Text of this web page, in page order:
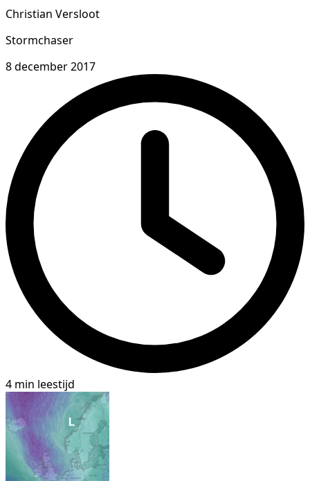
Christian Versloot
Stormchaser
8 december 2017
4 min leestijd